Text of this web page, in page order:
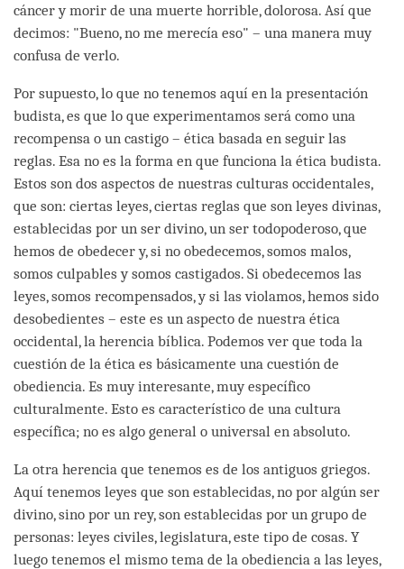
cáncer y morir de una muerte horrible, dolorosa. Así que
decimos: "Bueno, no me merecía eso" – una manera muy
confusa de verlo.
Por supuesto, lo que no tenemos aquí en la presentación
budista, es que lo que experimentamos será como una
recompensa o un castigo – ética basada en seguir las
reglas. Esa no es la forma en que funciona la ética budista.
Estos son dos aspectos de nuestras culturas occidentales,
que son: ciertas leyes, ciertas reglas que son leyes divinas,
establecidas por un ser divino, un ser todopoderoso, que
hemos de obedecer y, si no obedecemos, somos malos,
somos culpables y somos castigados. Si obedecemos las
leyes, somos recompensados, y si las violamos, hemos sido
desobedientes – este es un aspecto de nuestra ética
occidental, la herencia bíblica. Podemos ver que toda la
cuestión de la ética es básicamente una cuestión de
obediencia. Es muy interesante, muy específico
culturalmente. Esto es característico de una cultura
específica; no es algo general o universal en absoluto.
La otra herencia que tenemos es de los antiguos griegos.
Aquí tenemos leyes que son establecidas, no por algún ser
divino, sino por un rey, son establecidas por un grupo de
personas: leyes civiles, legislatura, este tipo de cosas. Y
luego tenemos el mismo tema de la obediencia a las leyes,